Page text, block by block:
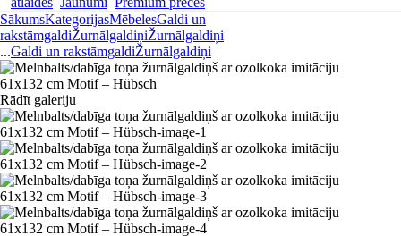
SākumsKategorijasMēbelesGaldi un
rakstāmgaldiŽurnālgaldiņiŽurnālgaldiņi
...Galdi un rakstāmgaldiŽurnālgaldiņi
Rādīt galeriju